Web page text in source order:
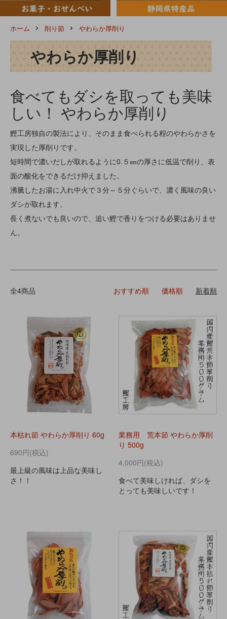
ホーム 削り節 やわらか厚削り
やわらか厚削り
食べてもダシを取っても美味
しい！ やわらか厚削り
鰹工房独自の製法により、そのまま食べられる程のやわらかさを
実現した厚削りです。
短時間で濃いだしが取れるように0.５㎜の厚さに低温で削り、表
面の酸化をできるだけ抑えました。
沸騰したお湯に入れ中火で３分～５分ぐらいで、濃く風味の良い
ダシが取れます。
長く煮ないでも良いので、追い鰹で香りをつける必要はありませ
ん。
全4商品 おすすめ順 価格順 新着順
本枯れ節 やわらか厚削り 60g
690円(税込)
最上級の風味は上品な美味し
さ！！
業務用 荒本節 やわらか厚削
り 500g
4,000円(税込)
食べて美味しければ、ダシを
とっても美味しいです！